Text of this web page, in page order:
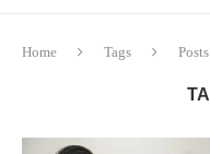
Home Tags